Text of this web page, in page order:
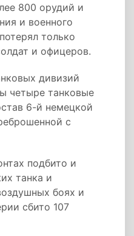
800 орудий и
и военного
только
и офицеров.
дивизий
четыре танковые
6-й немецкой
с
подбито и
танка и
боях и
сбито 107